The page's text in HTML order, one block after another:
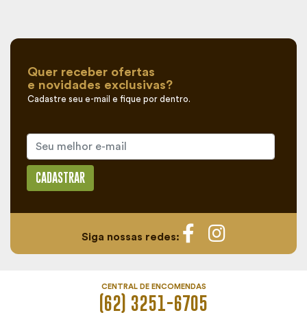
Quer receber ofertas
e novidades exclusivas?
Cadastre seu e-mail e fique por dentro.
CADASTRAR
Siga nossas redes:
CENTRAL DE ENCOMENDAS
(62) 3251-6705